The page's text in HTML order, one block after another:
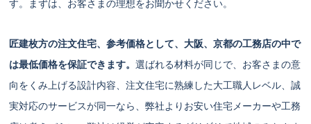
す。まずは、お客さまの理想をお聞かせください。
匠建枚方の注文住宅、参考価格として、大阪、京都の工務店の中で
は最低価格を保証できます。選ばれる材料が同じで、お客さまの意
向をくみ上げる設計内容、注文住宅に熟練した大工職人レベル、誠
実対応のサービスが同一なら、弊社よりお安い住宅メーカーや工務